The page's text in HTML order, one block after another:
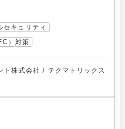
セキュリティ
）対策
ト株式会社 / テクマトリックス